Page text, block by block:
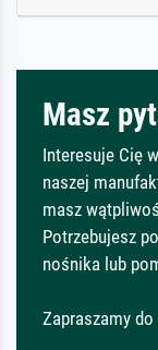
Masz
Interesuje Cię
naszej
masz
Potrzebujesz
nośnika lub
Zapraszamy